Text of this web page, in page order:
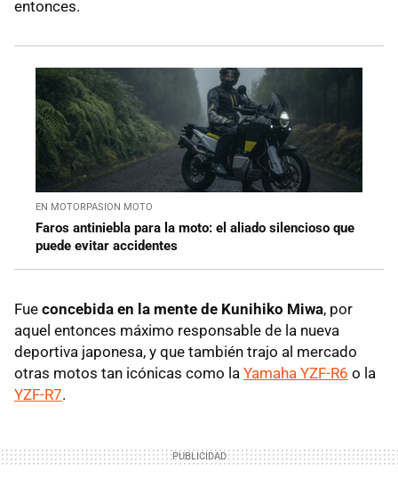
entonces.
EN MOTORPASION MOTO
Faros antiniebla para la moto: el aliado silencioso que
puede evitar accidentes
Fue concebida en la mente de Kunihiko Miwa, por
aquel entonces máximo responsable de la nueva
deportiva japonesa, y que también trajo al mercado
otras motos tan icónicas como la Yamaha YZF-R6 o la
YZF-R7.